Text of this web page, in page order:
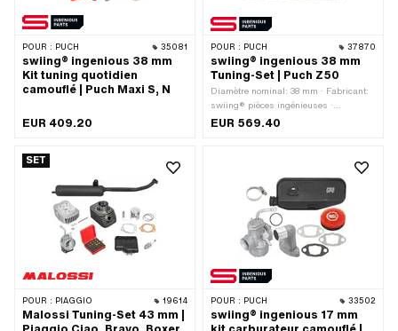
POUR : PUCH 35081
swiing® ingenious 38 mm
Kit tuning quotidien
camouflé | Puch Maxi S, N
EUR 409.20
POUR : PUCH 37870
swiing® ingenious 38 mm
Tuning-Set | Puch Z50
Diamètre nominal: 38 mm · Fabricant:
swiing® pièces ingénieuses ·
Matériau: Aluminium · Cylindrée: 50
EUR 569.40
SET
POUR : PIAGGIO 19614
Malossi Tuning-Set 43 mm |
POUR : PUCH 33502
swiing® ingenious 17 mm